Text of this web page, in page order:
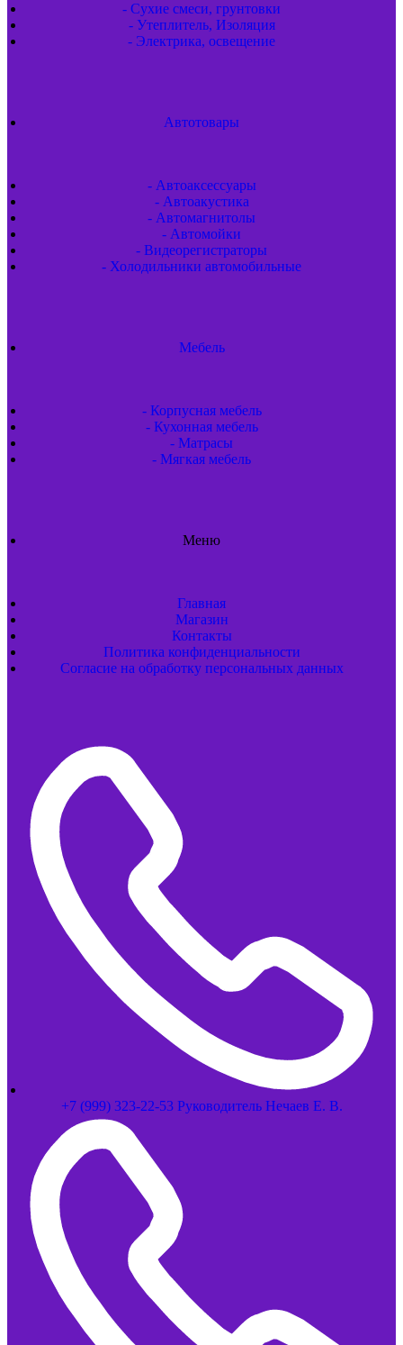
- Сухие смеси, грунтовки
- Утеплитель, Изоляция
- Электрика, освещение
Автотовары
- Автоаксессуары
- Автоакустика
- Автомагнитолы
- Автомойки
- Видеорегистраторы
- Холодильники автомобильные
Мебель
- Корпусная мебель
- Кухонная мебель
- Матрасы
- Мягкая мебель
Меню
Главная
Магазин
Контакты
Политика конфиденциальности
Согласие на обработку персональных данных
+7 (999) 323-22-53 Руководитель Нечаев Е. В.